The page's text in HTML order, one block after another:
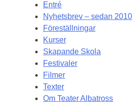
Entré
Nyhetsbrev – sedan 2010
Föreställningar
Kurser
Skapande Skola
Festivaler
Filmer
Texter
Om Teater Albatross